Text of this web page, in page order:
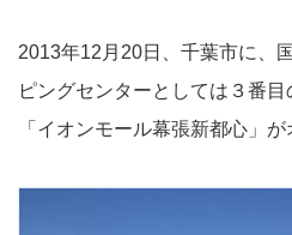
2013年12月20日、千葉市に、
ピングセンターとしては３番目
「イオンモール幕張新都心」が